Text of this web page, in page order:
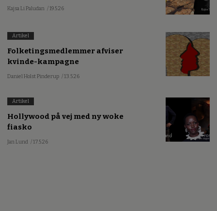
Kajsa Li Paludan / 19.5.26
Artikel
Folketingsmedlemmer afviser
kvinde-kampagne
Daniel Holst Pinderup / 13.5.26
Artikel
Hollywood på vej med ny woke
fiasko
Jan Lund / 17.5.26